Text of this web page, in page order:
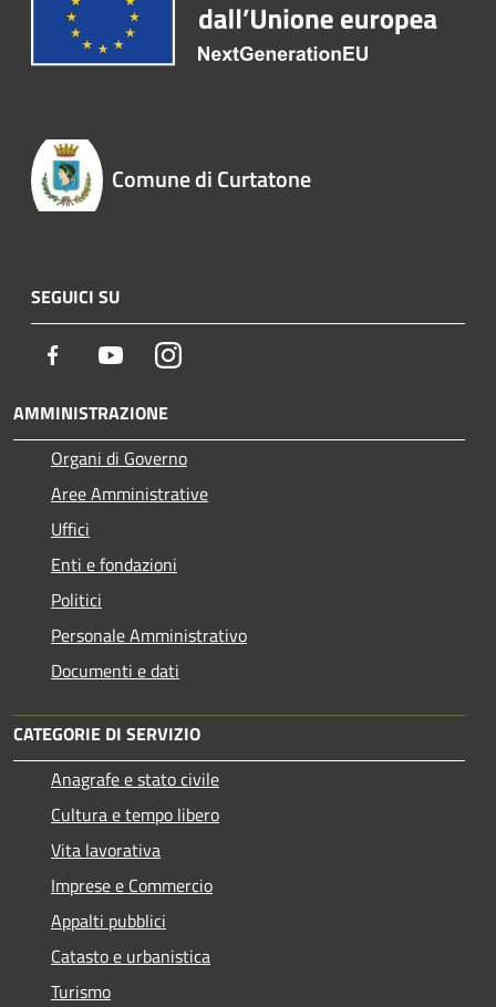
Comune di Curtatone
SEGUICI SU
Facebook YoutubeInstagram
AMMINISTRAZIONE
Organi di Governo
Aree Amministrative
Uffici
Enti e fondazioni
Politici
Personale Amministrativo
Documenti e dati
CATEGORIE DI SERVIZIO
Anagrafe e stato civile
Cultura e tempo libero
Vita lavorativa
Imprese e Commercio
Appalti pubblici
Catasto e urbanistica
Turismo